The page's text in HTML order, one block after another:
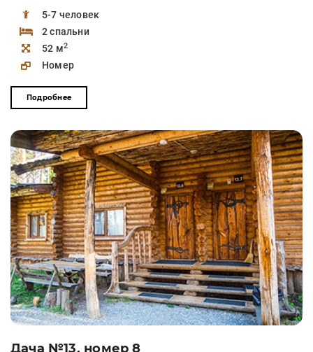
5-7 человек
2 спальни
52 м2
Номер
Подробнее
Дача №13, номер 8